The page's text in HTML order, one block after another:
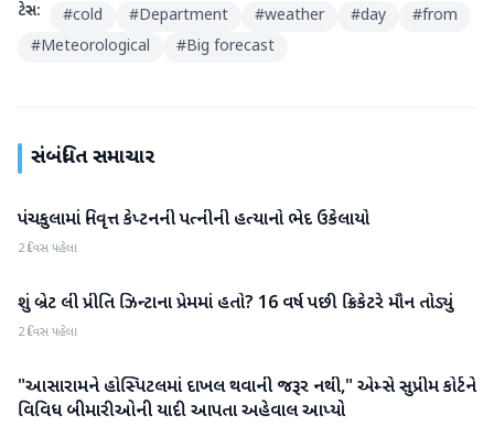
ટેગ્સ: #cold #Department #weather #day #from
#Meteorological #Big forecast
સંબંધિત સમાચાર
રાષ્ટ્રીય
પંચકુલામાં નિવૃત્ત કેપ્ટનની પત્નીની હત્યાનો ભેદ ઉકેલાયો
2 દિવસ પહેલા
રાષ્ટ્રીય
શું બ્રેટ લી પ્રીતિ ઝિન્ટાના પ્રેમમાં હતો? 16 વર્ષ પછી ક્રિકેટરે મૌન તોડ્યું
2 દિવસ પહેલા
રાષ્ટ્રીય
"આસારામને હોસ્પિટલમાં દાખલ થવાની જરૂર નથી," એમ્સે સુપ્રીમ કોર્ટને
વિવિધ બીમારીઓની યાદી આપતા અહેવાલ આપ્યો